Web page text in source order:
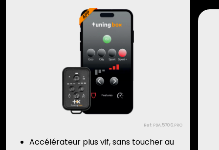
Ref: PBA.5706.PRO
Accélérateur plus vif, sans toucher au